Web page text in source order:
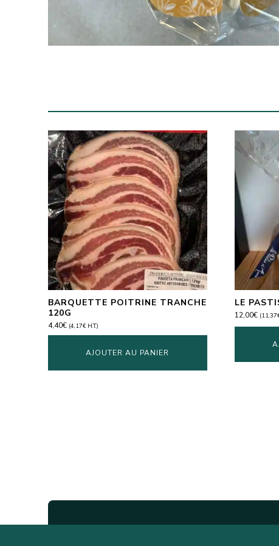
BARQUETTE POITRINE TRANCHE
120G
4,40€ (4,17€ H.T.)
AJOUTER AU PANIER
LE
12,00€ (11,37
Abonnez vous pour recevoir